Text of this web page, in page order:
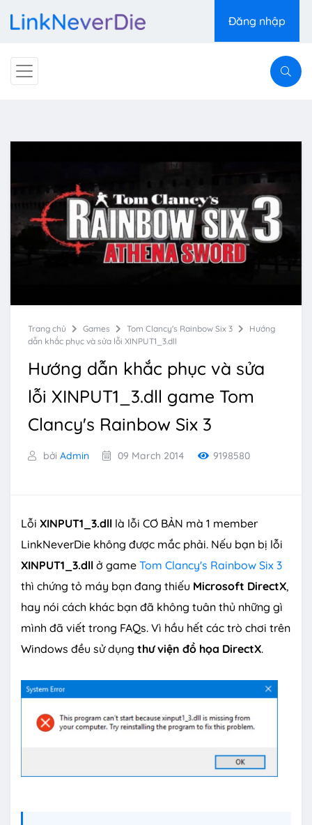
Đăng nhập
Trang chủ Games Tom Clancy's Rainbow Six 3
Hướng
dẫn khắc phục và sửa lỗi XINPUT1_3.dll
Hướng dẫn khắc phục và sửa
lỗi XINPUT1_3.dll game Tom
Clancy's Rainbow Six 3
bởi Admin 09 March 2014 9198580
Lỗi XINPUT1_3.dll là lỗi CƠ BẢN mà 1 member
LinkNeverDie không được mắc phải. Nếu bạn bị lỗi
XINPUT1_3.dll ở game Tom Clancy's Rainbow Six 3
thì chứng tỏ máy bạn đang thiếu Microsoft DirectX,
hay nói cách khác bạn đã không tuân thủ những gì
mình đã viết trong FAQs. Vì hầu hết các trò chơi trên
Windows đều sử dụng thư viện đồ họa DirectX.